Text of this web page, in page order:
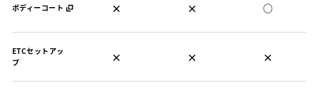
ボディーコート × × ○
ETCセットアッ
プ
× × ×